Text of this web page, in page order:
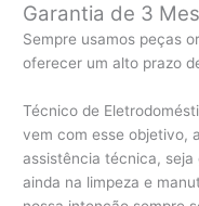
Garantia de 3
Sempre usamos peças
oferecer um alto prazo
Técnico de
vem com esse objetivo,
assistência técnica, seja
ainda na limpeza e